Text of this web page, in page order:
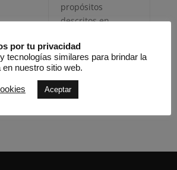
propósitos
descritos en
privacidad
REGISTRARSE
por tu privacidad
tecnologías similares para brindar la
nuestro sitio web.
Aceptar